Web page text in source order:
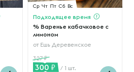
Ср Чт Пт Сб Вс
Подходящее время
% Варенье кабачковое с
лимоном
от Ешь Деревенское
327
300 / 1 шт.